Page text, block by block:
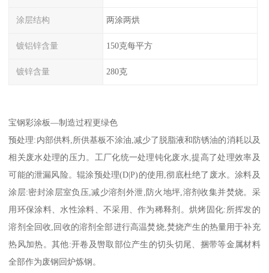
涂层结构 两涂两烘
镀铝锌含量 150克每平方
镀锌含量 280克
宝钢彩涂板—制造过程更绿色
预处理:内部供料,所供基板不涂油,减少了脱脂液和防锈油的消耗以及
相关废水处理的压力。工厂化统一处理钝化废水,提高了处理效率及
可能的泄漏风险。辊涂预处理(D|P)的使用,彻底杜绝了废水。涂料及
涂层:密封涂层室负压,减少溶剂外泄,防火地坪,溶剂收集并焚烧。采
用环保涂料、水性涂料、不采用、作为稀释剂。烘烤固化:所挥发的
溶剂全回收,回收的溶剂全部进行高温焚烧,焚烧产生的热量用于补充
热风加热。其他:开卷及辔取部位产生的切头切尾、捆带等金属材料
全部作为废钢回炉炼钢。